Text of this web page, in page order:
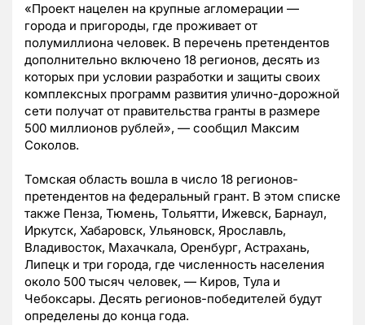
«Проект нацелен на крупные агломерации —
города и пригороды, где проживает от
полумиллиона человек. В перечень претендентов
дополнительно включено 18 регионов, десять из
которых при условии разработки и защиты своих
комплексных программ развития улично-дорожной
сети получат от правительства гранты в размере
500 миллионов рублей», — сообщил Максим
Соколов.
Томская область вошла в число 18 регионов-
претендентов на федеральный грант. В этом списке
также Пенза, Тюмень, Тольятти, Ижевск, Барнаул,
Иркутск, Хабаровск, Ульяновск, Ярославль,
Владивосток, Махачкала, Оренбург, Астрахань,
Липецк и три города, где численность населения
около 500 тысяч человек, — Киров, Тула и
Чебоксары. Десять регионов-победителей будут
определены до конца года.